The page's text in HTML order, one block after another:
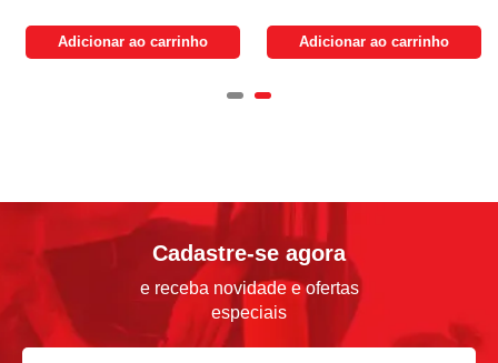
Adicionar ao carrinho Adicionar ao carrinho
Cadastre-se agora
e receba novidade e ofertas
especiais